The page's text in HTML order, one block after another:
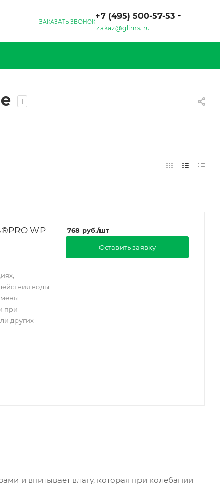
ЗАКАЗАТЬ ЗВОНОК
+7 (495) 500-57-53
zakaz@glims.ru
1
WP
воды
при
других
768 руб./шт
Оставить заявку
и впитывает влагу, которая при колебании